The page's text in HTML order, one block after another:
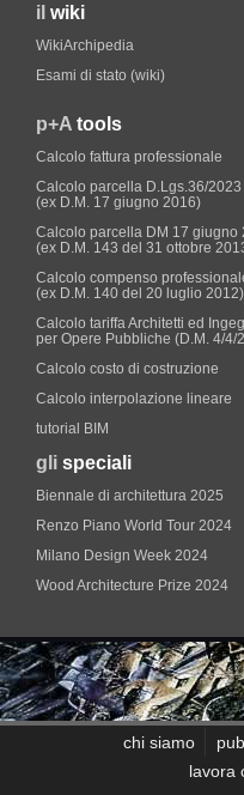
il wiki
WikiArchipedia
Esami di stato (wiki)
p+A tools
Calcolo fattura professionale
Calcolo parcella D.Lgs.36/2023
(ex D.M. 17 giugno 2016)
Calcolo parcella DM 17 giugno
(ex D.M. 143 del 31 ottobre
Calcolo compenso
(ex D.M. 140 del 20 luglio 2012)
Calcolo tariffa Architetti ed
per Opere Pubbliche (D.M. 4/4/
Calcolo costo di costruzione
Calcolo interpolazione lineare
tutorial BIM
gli speciali
Biennale di architettura 2025
Renzo Piano World Tour 2024
Milano Design Week 2024
Wood Architecture Prize 2024
chi siamo
lavora